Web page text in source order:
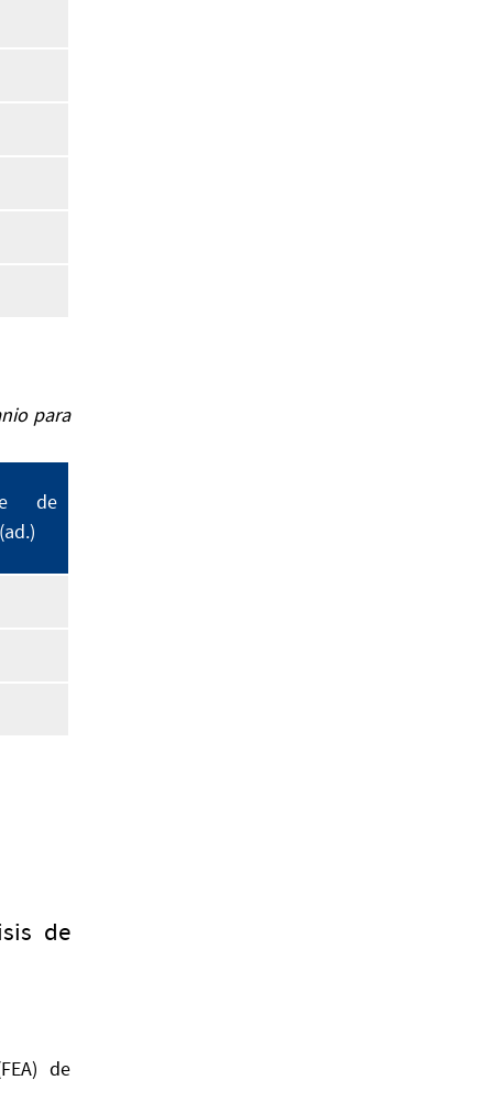
para
de
de
de